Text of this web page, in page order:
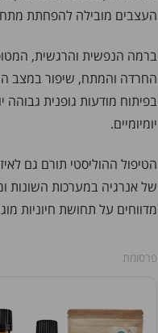
העצבים מובילה להפחתת מתח
ברמה הנפשית והרגשית,
החרדה והמתח, שיפור במצב
בפיתוח מודעות גופנית גבוהה
יומיומיים.
הטיפול ההוליסטי תורם גם
של אנרגיה במערכות השונות
מדווחים על תחושת חיוניות
פרסומת